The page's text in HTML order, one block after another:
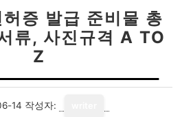
증 발급 준비물 총
류, 사진규격 A TO
Z
14 작성자: